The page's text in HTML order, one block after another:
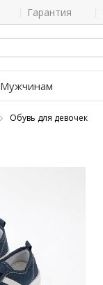
Гарантия
Мужчинам
Обувь для девочек